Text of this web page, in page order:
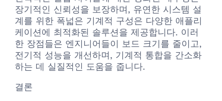
장기적인 신뢰성을 보장하며, 유연한 시스템 설
계를 위한 폭넓은 기계적 구성은 다양한 애플리
케이션에 최적화된 솔루션을 제공합니다. 이러
한 장점들은 엔지니어들이 보드 크기를 줄이고,
전기적 성능을 개선하며, 기계적 통합을 간소화
하는 데 실질적인 도움을 줍니다.
결론